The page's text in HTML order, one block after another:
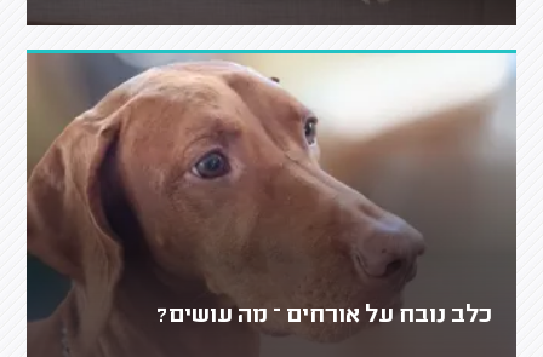
כלב נובח על אורחים – מה עושים?